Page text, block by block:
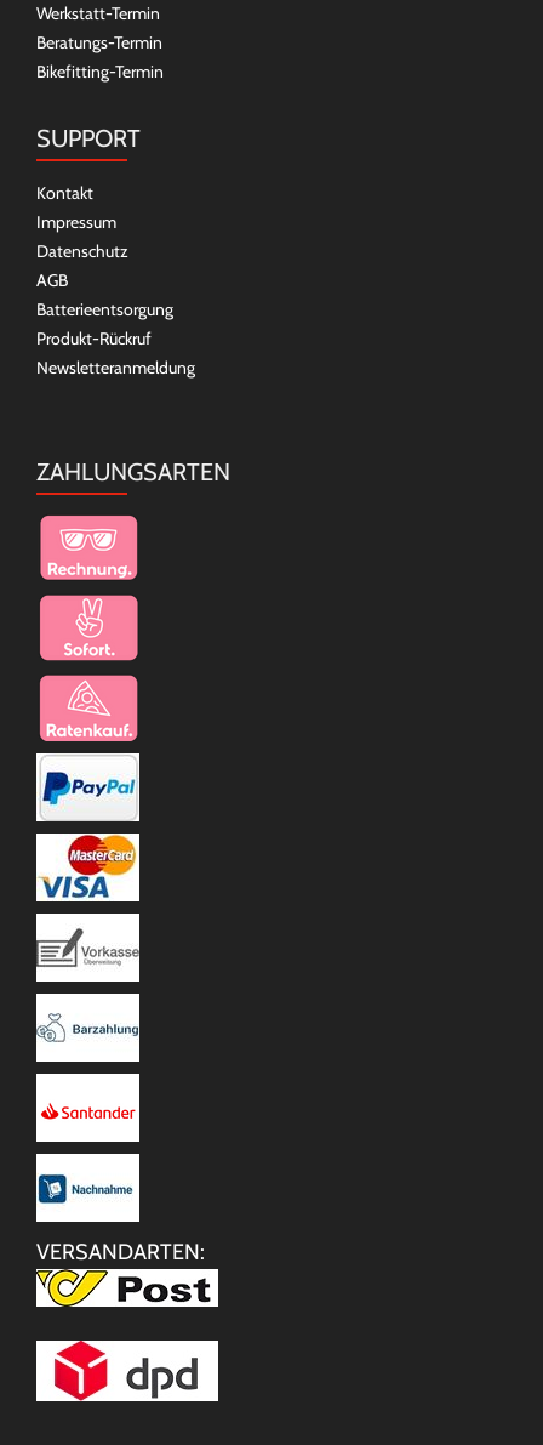
Werkstatt-Termin
Beratungs-Termin
Bikefitting-Termin
SUPPORT
Kontakt
Impressum
Datenschutz
AGB
Batterieentsorgung
Produkt-Rückruf
Newsletteranmeldung
ZAHLUNGSARTEN
VERSANDARTEN: